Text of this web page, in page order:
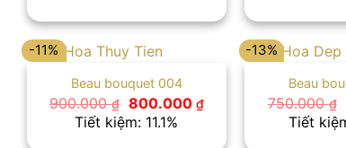
650.000 ₫.
-11%
Beau bouquet 004
900.000₫ Giá
gốc
là:
800.000 ₫Giá
hiện
Tiết kiệm: 11.1%
-13%
Beau
750.000₫
Tiết